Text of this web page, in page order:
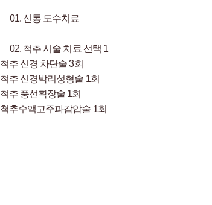
01. 신통 도수치료
02. 척추 시술 치료 선택 1
척추 신경 차단술 3회
척추 신경박리성형술 1회
척추 풍선확장술 1회
척추수액고주파감압술 1회